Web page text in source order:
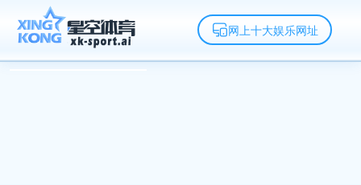
网上十大娱乐网址
网上十大娱乐网址